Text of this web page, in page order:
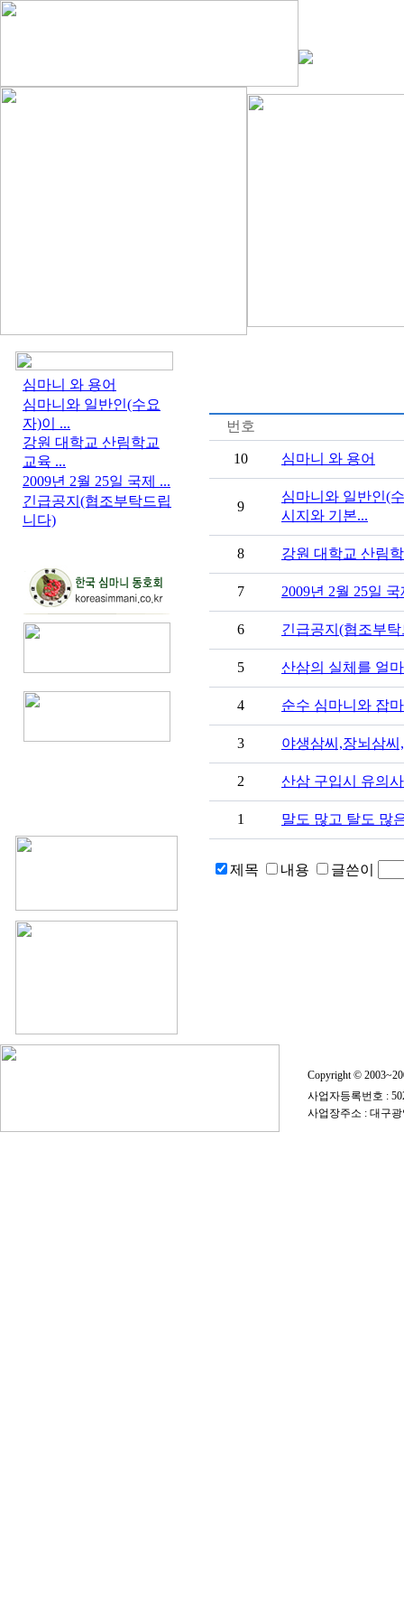
심마니 와 용어
심마니와 일반인(수요
자)이 ...
강원 대학교 산림학교
교육 ...
2009년 2월 25일 국제 ...
긴급공지(협조부탁드립
니다)
번호
10 심마니 와 용어
9
심마니와 일반인(
시지와 기본...
8 강원 대학교 산림
7 2009년 2월 25일
6 긴급공지(협조부
5 산삼의 실체를 얼
4 순수 심마니와 잡
3 야생삼씨,장뇌삼
2 산삼 구입시 유의
1 말도 많고 탈도 많
제목 내용 글쓴이
Copyright ©
사업자등록번호 :
사업장주소 : 대구